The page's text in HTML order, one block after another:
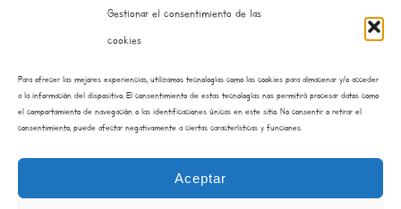
Gestionar el consentimiento de las
cookies
Para ofrecer las mejores experiencias, utilizamos tecnologías como las cookies para almacenar y/o acceder
a la información del dispositivo. El consentimiento de estas tecnologías nos permitirá procesar datos como
el comportamiento de navegación o las identificaciones únicas en este sitio. No consentir o retirar el
consentimiento, puede afectar negativamente a ciertas características y funciones.
Aceptar
– NEXT GENERATION EU